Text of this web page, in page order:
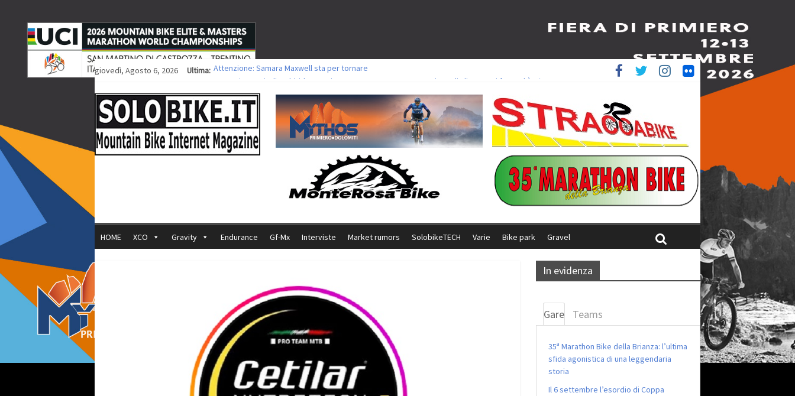
giovedì, Agosto 6, 2026 Ultima: Attenzione: Samara Maxwell sta per tornare
Europei XCO: vittorie per Ghibaudo, Grossmann e Gallis. Signorelli 5^ la migliore tra gli italiani
35ª Marathon Bike della Brianza: l’ultima sfida agonistica di una leggendaria storia
Europei MTB: il Team Relay firma il secondo argento azzurro a Monteceneri
HOME XCO Gravity Endurance Gf-Mx Interviste Market rumors SolobikeTECH Varie Bike park Gravel
In evidenza
Gare Teams
35ª Marathon Bike della Brianza: l’ultima
sfida agonistica di una leggendaria
storia
Il 6 settembre l’esordio di Coppa